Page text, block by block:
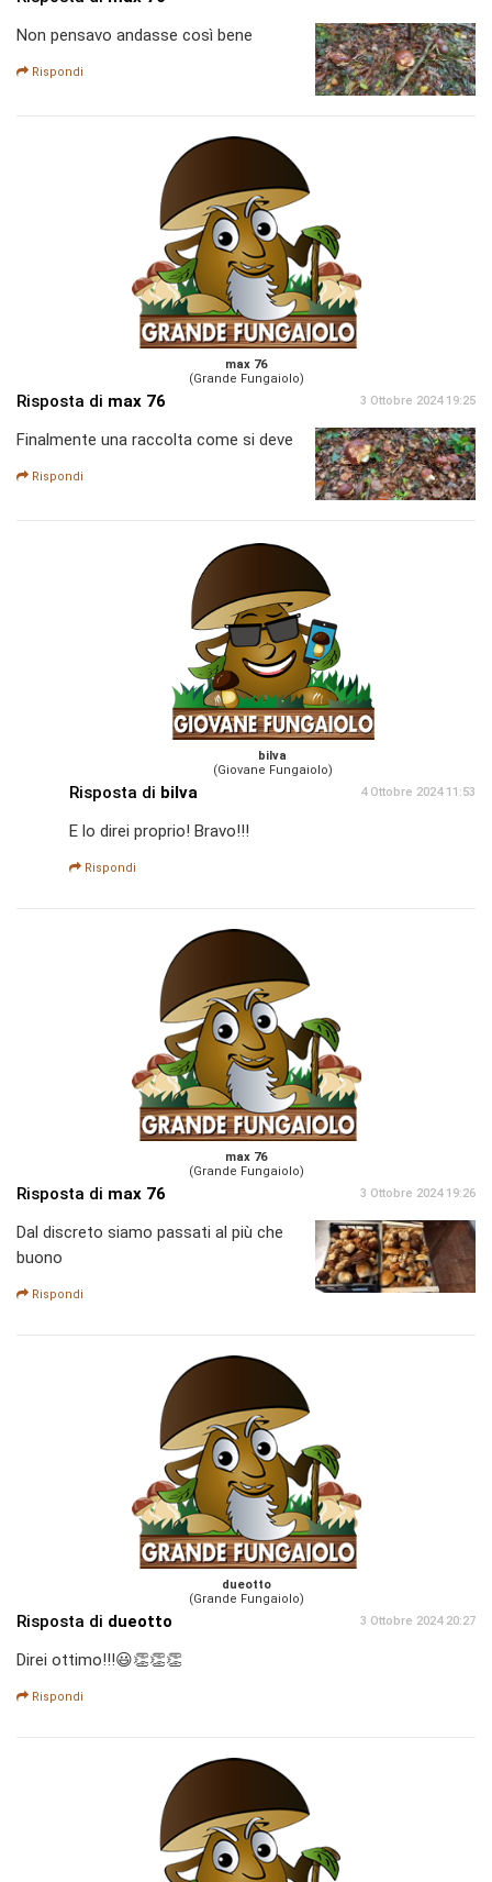
Non pensavo andasse così bene
Rispondi
max 76
(Grande Fungaiolo)
Risposta di max 76 3 Ottobre 2024 19:25
Finalmente una raccolta come si deve
Rispondi
bilva
(Giovane Fungaiolo)
Risposta di bilva 4 Ottobre 2024 11:53
E lo direi proprio! Bravo!!!
Rispondi
max 76
(Grande Fungaiolo)
Risposta di max 76 3 Ottobre 2024 19:26
Dal discreto siamo passati al più che
buono
Rispondi
dueotto
(Grande Fungaiolo)
Risposta di dueotto 3 Ottobre 2024 20:27
Direi ottimo!!!😃👏👏👏
Rispondi